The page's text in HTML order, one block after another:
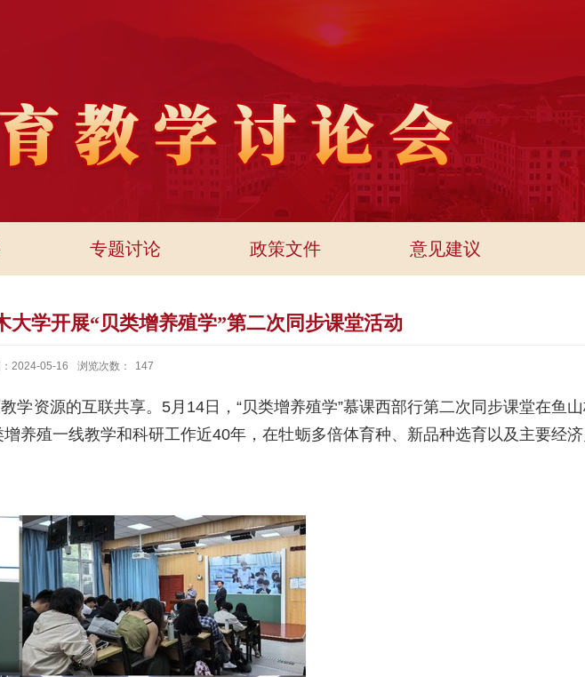
专题讨论 政策文件 意见建议
学开展“贝类增养殖学”第二次同步课堂活动
2024-05-16 浏览次数： 147
学资源的互联共享。 5月 14日，“贝类增养殖学”慕课西部行第二次同步课堂在鱼
养殖一线教学和科研工作近40年，在牡蛎多倍体育种、新品种选育以及主要经